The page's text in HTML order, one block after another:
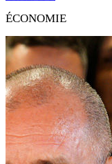
ÉCONOMIE